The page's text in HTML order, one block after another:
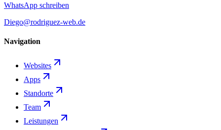
WhatsApp schreiben
Diego@rodriguez-web.de
Navigation
Websites
Apps
Standorte
Team
Leistungen